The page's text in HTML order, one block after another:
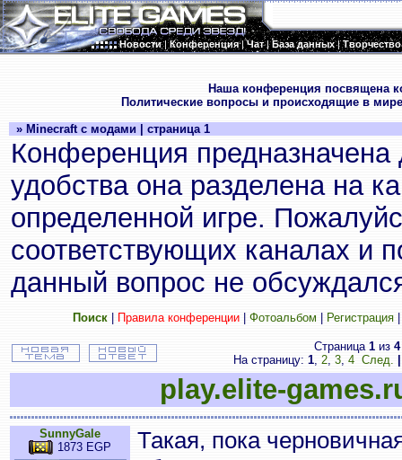
Новости|Конференция|Чат|База данных|Творчество
Наша конференция посвящена
Политические вопросы и происходящие в
» Minecraft с модами | страница 1
Конференция
удобства она разделена на
определенной игре.
соответствующих каналах и
данный вопрос не
Поиск| Правила конференции| Фотоальбом Регистрация
Страница 1из 4
На страницу: 1, 2, 3, 4 След.
play.elite-
SunnyGale
1873 EGP
Такая, пока